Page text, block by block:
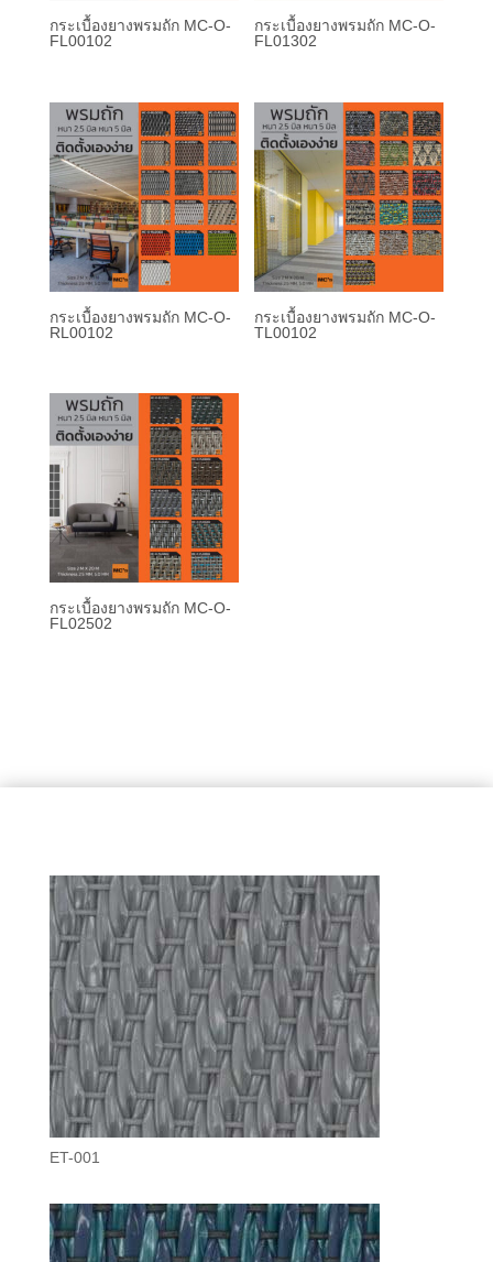
กระเบื้องยางพรมถัก MC-O-
FL00102
กระเบื้องยางพรมถัก MC-O-
FL01302
กระเบื้องยางพรมถัก MC-O-
RL00102
กระเบื้องยางพรมถัก MC-O-
TL00102
กระเบื้องยางพรมถัก MC-O-
FL02502
ET-001